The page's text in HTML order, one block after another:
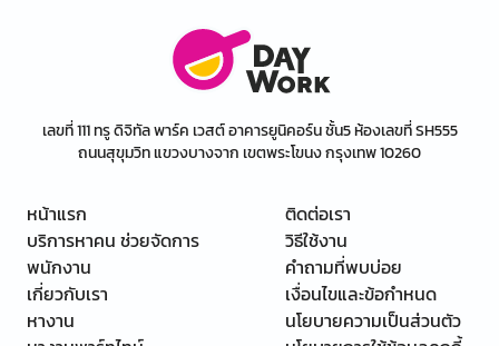
เลขที่ 111 ทรู ดิจิทัล พาร์ค เวสต์ อาคารยูนิคอร์น ชั้น5 ห้องเลขที่ SH555
ถนนสุขุมวิท แขวงบางจาก เขตพระโขนง กรุงเทพ 10260
หน้าแรก
บริการหาคน ช่วยจัดการ
พนักงาน
เกี่ยวกับเรา
หางาน
ติดต่อเรา
วิธีใช้งาน
คำถามที่พบบ่อย
เงื่อนไขและข้อกำหนด
นโยบายความเป็นส่วนตัว